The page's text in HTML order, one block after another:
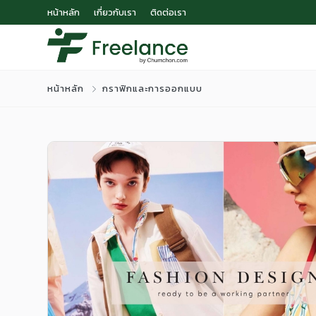
หน้าหลัก เกี่ยวกับเรา ติดต่อเรา
หน้าหลัก กราฟิกและการออกแบบ